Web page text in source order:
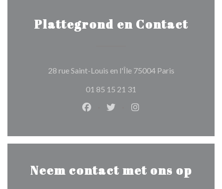
Plattegrond en Contact
28 rue Saint-Louis en l'Île 75004 Paris((opent in
01 85 15 21 31
Facebook ((opent in een nieuw
Twitter ((opent in een
Instagram ((opent in
Neem contact met ons op